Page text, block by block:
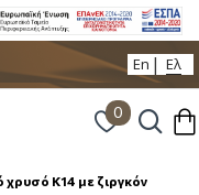
En Ελ
0
χρυσό Κ14 με ζιργκόν